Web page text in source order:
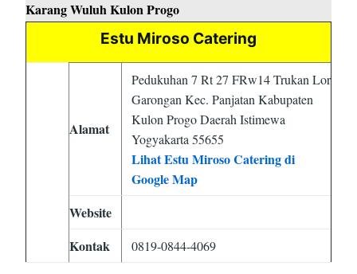
Karang Wuluh Kulon Progo
Estu Miroso Catering
Alamat
Pedukuhan 7 Rt 27 FRw14 Trukan Lor
Garongan Kec. Panjatan Kabupaten
Kulon Progo Daerah Istimewa
Yogyakarta 55655
Lihat Estu Miroso Catering di
Google Map
Website
Kontak
0819-0844-4069